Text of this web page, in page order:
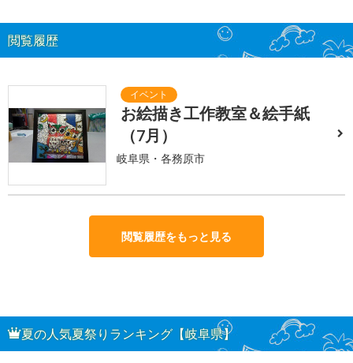
閲覧履歴
お絵描き工作教室＆絵手紙
（7月）
岐阜県・各務原市
閲覧履歴をもっと見る
夏の人気夏祭りランキング【岐阜県】